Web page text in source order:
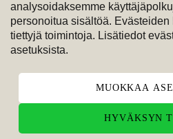
analysoidaksemme
personoitua sisältöä.
tiettyjä toimintoja. Lisätiedot
asetuksista.
MUOKKAA
HYVÄKSYN
Maksutavat
M